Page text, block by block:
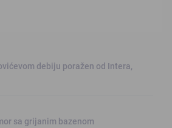
debiju poražen od Intera,
sa grijanim bazenom